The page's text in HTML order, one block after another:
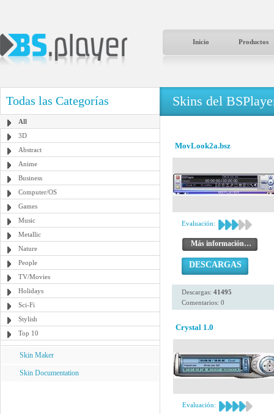
Inicio Productos
Todas las Categorías
All
3D
Abstract
Anime
Business
Computer/OS
Games
Music
Metallic
Nature
People
TV/Movies
Holidays
Sci-Fi
Stylish
Top 10
Skin Maker
Skin Documentation
Skins del
MovLook2a.bsz
Evaluación:
Más información…
DESCARGAS
Descargas: 41495
Comentarios: 0
Crystal 1.0
Evaluación: